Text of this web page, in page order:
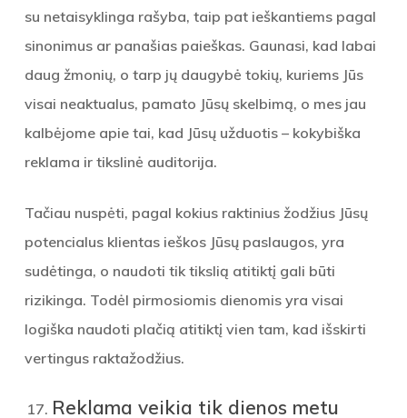
su netaisyklinga rašyba, taip pat ieškantiems pagal
sinonimus ar panašias paieškas. Gaunasi, kad labai
daug žmonių, o tarp jų daugybė tokių, kuriems Jūs
visai neaktualus, pamato Jūsų skelbimą, o mes jau
kalbėjome apie tai, kad Jūsų užduotis – kokybiška
reklama ir tikslinė auditorija.
Tačiau nuspėti, pagal kokius raktinius žodžius Jūsų
potencialus klientas ieškos Jūsų paslaugos, yra
sudėtinga, o naudoti tik tikslią atitiktį gali būti
rizikinga. Todėl pirmosiomis dienomis yra visai
logiška naudoti plačią atitiktį vien tam, kad išskirti
vertingus raktažodžius.
Reklama veikia tik dienos metu